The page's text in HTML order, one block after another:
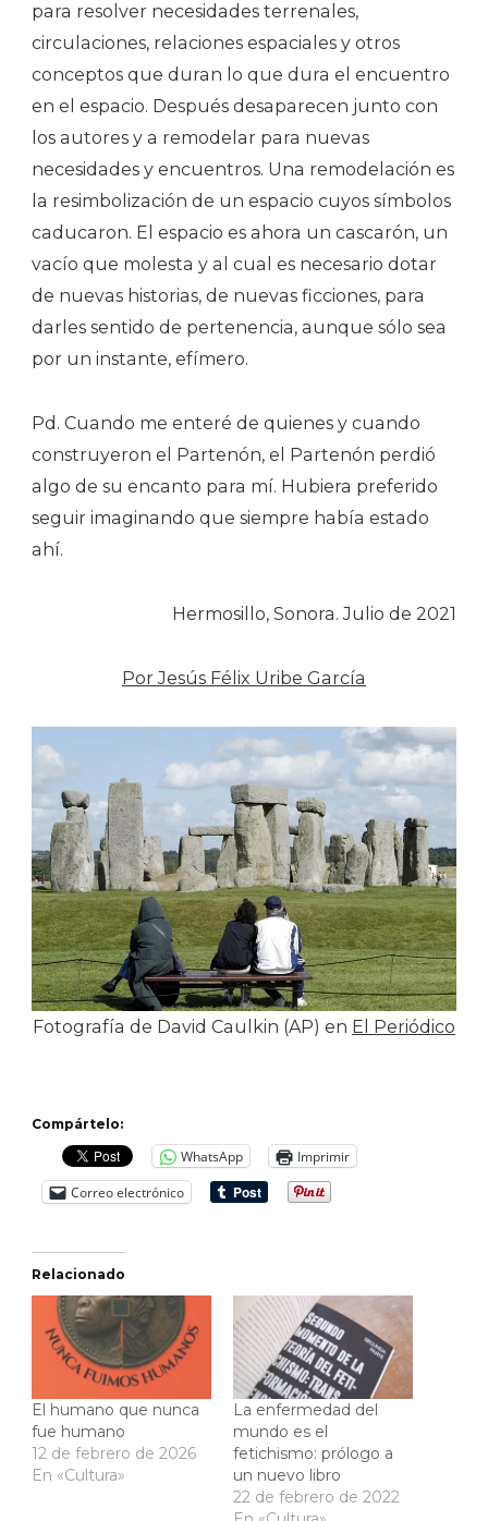
para resolver necesidades terrenales,
circulaciones, relaciones espaciales y otros
conceptos que duran lo que dura el encuentro
en el espacio. Después desaparecen junto con
los autores y a remodelar para nuevas
necesidades y encuentros. Una remodelación es
la resimbolización de un espacio cuyos símbolos
caducaron. El espacio es ahora un cascarón, un
vacío que molesta y al cual es necesario dotar
de nuevas historias, de nuevas ficciones, para
darles sentido de pertenencia, aunque sólo sea
por un instante, efímero.
Pd. Cuando me enteré de quienes y cuando
construyeron el Partenón, el Partenón perdió
algo de su encanto para mí. Hubiera preferido
seguir imaginando que siempre había estado
ahí.
Hermosillo, Sonora. Julio de 2021
Por Jesús Félix Uribe García
Fotografía de David Caulkin (AP) en El Periódico
Compártelo:
WhatsApp
Imprimir
Correo electrónico
Relacionado
El humano que nunca
fue humano
12 de febrero de 2026
En «Cultura»
La enfermedad del
mundo es el
fetichismo: prólogo a
un nuevo libro
22 de febrero de 2022